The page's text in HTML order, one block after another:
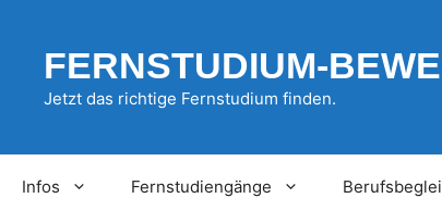
springenFERNSTUDIUM-
Jetzt das richtige Fernstudium finden.
Infos Fernstudiengänge